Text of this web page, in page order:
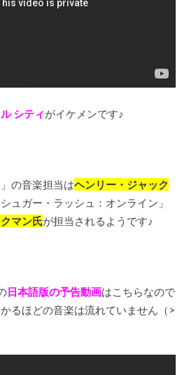
シティがイケメンです♪
の音楽担当はヘンリー・ジャック
ュガー・ラッシュ：オンライン」
マン氏が担当されるようです♪
日本語版の予告動画はこちらなので
るほどの音楽は流れていません（>